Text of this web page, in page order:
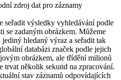
zdroj dat pro záznamy
seřadit výsledky vyhledávání podle
se zadaným obrázkem. Můžeme
hledaný výraz a seřadit tak
databázi značek podle jejich
obrázkem, ale třídění milionů
trvat několik sekund na zpracování.
stav záznamů odpovídajících